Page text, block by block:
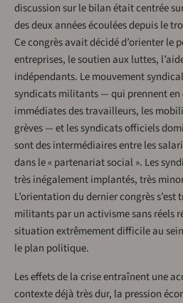
discussion sur le bilan était centrée
des deux années écoulées depuis le
Ce congrès avait décidé d’orienter le
entreprises, le soutien aux luttes,
indépendants. Le mouvement
syndicats militants — qui prennent
immédiates des travailleurs, les
grèves — et les syndicats officiels
sont des intermédiaires entre les
dans le « partenariat social ». Les
très inégalement implantés, très
L’orientation du dernier congrès
militants par un activisme sans réels
situation extrêmement difficile au
le plan politique.
Les effets de la crise entraînent une
contexte déjà très dur, la pression